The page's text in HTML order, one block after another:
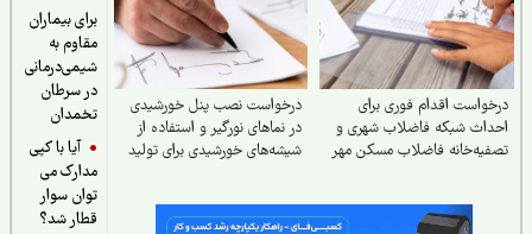
برای بیماران
مقاوم به
شیمی‌درمانی
در سرطان
تخمدان
آیا با کپی
مدارک می
توان سوار
قطار شد؟
اقدام فوری برای
شبکه فاضلاب شهری و
فاضلاب مسکن مهر
درخواست نصب پنل خورشیدی
در نماهای نورگیر و استفاده از
شیشه‌های خورشیدی برای تولید